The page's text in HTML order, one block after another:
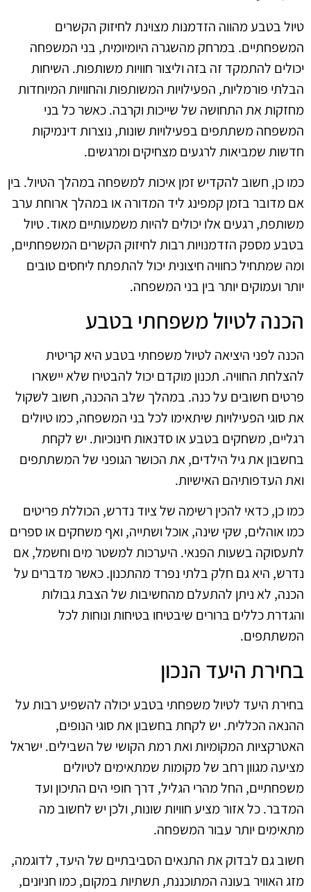
טיול בטבע מהווה הזדמנות מצוינת לחיזוק הקשרים
המשפחתיים. במרחק מהשגרה היומיומית, בני המשפחה
יכולים להתמקד זה בזה וליצור חוויות משותפות. השיחות
הבלתי פורמליות, הפעילויות המשותפות והחוויות המיוחדות
מחזקות את התחושה של שייכות וקרבה. כאשר כל בני
המשפחה משתתפים בפעילויות שונות, נוצרות דינמיקות
חדשות שמביאות לרגעים מצחיקים ומרגשים.
כמו כן, חשוב להקדיש זמן איכות למשפחה במהלך הטיול. בין
אם מדובר בזמן קמפינג ליד המדורה או במהלך ארוחת ערב
משותפת, רגעים אלו יכולים להיות משמעותיים מאוד. טיול
בטבע מספק הזדמנויות רבות לחיזוק הקשרים המשפחתיים,
ומה שמתחיל כחוויה חיצונית יכול להתפתח ליחסים טובים
יותר ועמוקים יותר בין בני המשפחה.
הכנה לטיול משפחתי בטבע
הכנה לפני היציאה לטיול משפחתי בטבע היא קריטית
להצלחת החוויה. תכנון מוקדם יכול להבטיח שלא יישארו
פרטים חשובים על כנה. במהלך שלב ההכנה, חשוב לשקול
את סוגי הפעילויות שיתאימו לכל בני המשפחה, כמו טיולים
רגליים, משחקים בטבע או סדנאות חינוכיות. יש לקחת
בחשבון את גיל הילדים, את הכושר הגופני של המשתתפים
ואת העדפותיהם האישיות.
כמו כן, כדאי להכין רשימה של ציוד נדרש, הכוללת פריטים
כמו אוהלים, שקי שינה, אוכל ושתייה, ואף משחקים או ספרים
לתעסוקה בשעות הפנאי. היערכות למשטר מים וחשמל, אם
נדרש, היא גם חלק בלתי נפרד מהתכנון. כאשר מדברים על
הכנה, לא ניתן להתעלם מהחשיבות של הצבת גבולות
והגדרת כללים ברורים שיבטיחו בטיחות ונוחות לכל
המשתתפים.
בחירת היעד הנכון
בחירת היעד לטיול משפחתי בטבע יכולה להשפיע רבות על
ההנאה הכללית. יש לקחת בחשבון את סוגי הנופים,
האטרקציות המקומיות ואת רמת הקושי של השבילים. ישראל
מציעה מגוון רחב של מקומות שמתאימים לטיולים
משפחתיים, החל מהרי הגליל, דרך חופי הים התיכון ועד
המדבר. כל אזור מציע חוויות שונות, ולכן יש לחשוב מה
מתאימים יותר עבור המשפחה.
חשוב גם לבדוק את התנאים הסביבתיים של היעד, לדוגמה,
מזג האוויר בעונה המתוכננת, תשתיות במקום, כמו חניונים,